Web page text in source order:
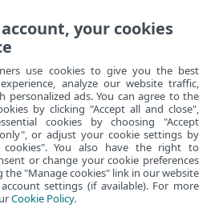
conhecimento ESET
Fórum ESET
regional
your cookies
use cookies to give you the best
analyze our website traffic,
personalized ads. You can agree to the
by clicking "Accept all and close",
cookies by choosing "Accept
or adjust your cookie settings by
cookies". You also have the right to
or change your cookie preferences
the "Manage cookies" link in our website
settings (if available). For more
Cookie Policy.